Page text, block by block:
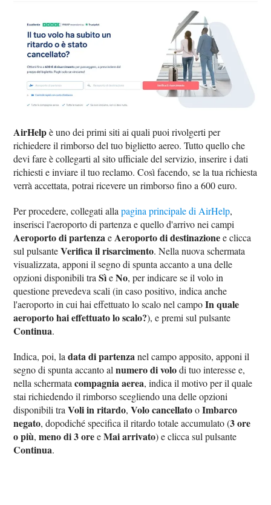
AirHelpè uno dei primi siti ai quali puoi rivolgerti per
richiedere il rimborso del tuo biglietto aereo. Tutto quello che
devi fare è collegarti al sito ufficiale del servizio, inserire i dati
richiesti e inviare il tuo reclamo. Così facendo, se la tua richiesta
verrà accettata, potrai ricevere un rimborso fino a 600 euro.
Per procedere, collegati allapagina principale di AirHelp,
inserisci l'aeroporto di partenza e quello d'arrivo nei campi
Aeroporto di partenzaeAeroporto di destinazionee clicca
sul pulsanteVerifica il risarcimento. Nella nuova schermata
visualizzata, apponi il segno di spunta accanto a una delle
opzioni disponibili traSìeNo, per indicare se il volo in
questione prevedeva scali (in caso positivo, indica anche
l'aeroporto in cui hai effettuato lo scalo nel campoIn quale
aeroporto hai effettuato lo scalo?), e premi sul pulsante
Continua.
Indica, poi, ladata di partenzanel campo apposito, apponi il
segno di spunta accanto alnumero di volodi tuo interesse e,
nella schermatacompagnia aerea, indica il motivo per il quale
stai richiedendo il rimborso scegliendo una delle opzioni
disponibili traVoli in ritardo,Volo cancellatooImbarco
negato, dopodiché specifica il ritardo totale accumulato (3 ore
o più,meno di 3 oreeMai arrivato) e clicca sul pulsante
Continua.